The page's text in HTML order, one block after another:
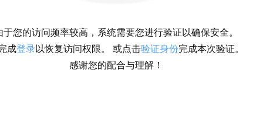
于您的访问频率较高，系统需要您进行验证以确保安全。
成登录以恢复访问权限。 或点击验证身份完成本次验证。
感谢您的配合与理解！